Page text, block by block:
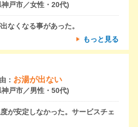
戸市／女性・20代)
なくなる事があった。
もっと見る
： お湯が出ない
戸市／男性・50代)
が安定しなかった。サービスチェ